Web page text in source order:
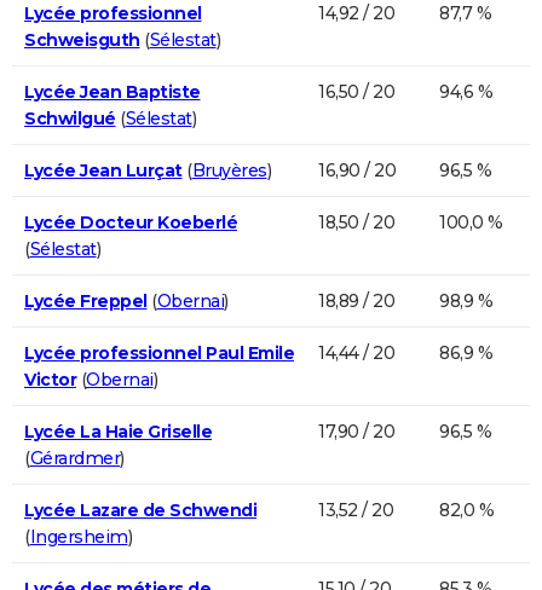
Lycée professionnel
Schweisguth (Sélestat)
14,92 / 20 87,7 %
Lycée Jean Baptiste
Schwilgué (Sélestat)
16,50 / 20 94,6 %
Lycée Jean Lurçat(Bruyères) 16,90 / 20 96,5 %
Lycée Docteur Koeberlé
(Sélestat)
18,50 / 20 100,0 %
Lycée Freppel(Obernai) 18,89 / 20 98,9 %
Lycée professionnel Paul Emile
Victor(Obernai)
14,44 / 20 86,9 %
Lycée La Haie Griselle
(Gérardmer)
17,90 / 20 96,5 %
Lycée Lazare de Schwendi
(Ingersheim)
13,52 / 20 82,0 %